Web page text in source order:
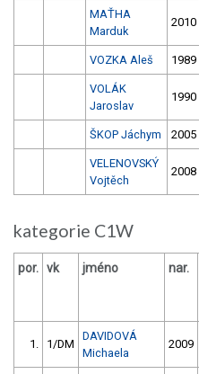
MAŤHA
Marduk
2010
VOZKA Aleš 1989
VOLÁK
Jaroslav
1990
ŠKOP Jáchym 2005
VELENOVSKÝ
Vojtěch
2008
kategorie C1W
por. vk jméno nar.
1. 1/DM
DAVIDOVÁ
Michaela
2009